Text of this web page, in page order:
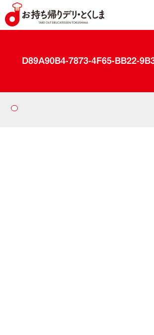
D89A90B4-7873-4F65-BB22-